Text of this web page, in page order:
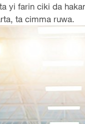
yi farin ciki da
ta cimma ruwa.